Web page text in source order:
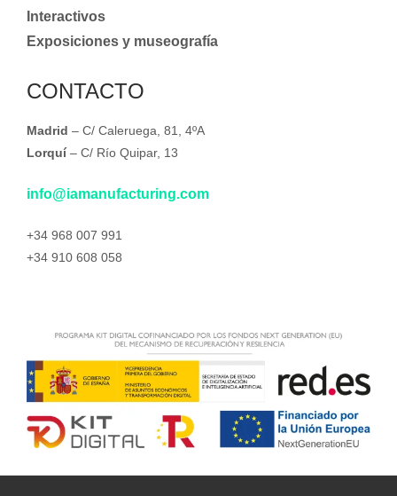
Interactivos
Exposiciones y museografía
CONTACTO
Madrid – C/ Caleruega, 81, 4ºA
Lorquí– C/ Río Quipar, 13
info@iamanufacturing.com
+34 968 007 991
+34 910 608 058